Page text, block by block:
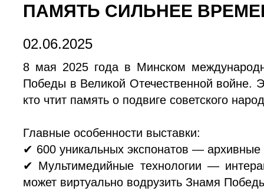
ПАМЯТЬ СИЛЬНЕЕ
02.06.2025
8 мая 2025 года в Минском
Победы в Великой Отечественной войне.
кто чтит память о подвиге советского
Главные особенности выставки:
✔ 600 уникальных экспонатов —
✔ Мультимедийные технологии —
может виртуально водрузить Знамя